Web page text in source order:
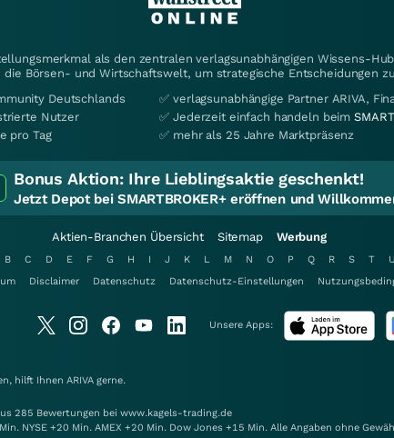
als den zentralen verlagsunabhängigen Wissens-
die Börsen- und Wirtschaftswelt, um strategische Entscheidungen
Deutschlands
Nutzer
pro Tag
✅ verlagsunabhängige Partner ARIVA,
✅ Jederzeit einfach handeln beim
✅ mehr als 25 Jahre Marktpräsenz
Bonus Aktion: Ihre Lieblingsaktie geschenkt!
Jetzt Depot bei SMARTBROKER+ eröffnen und
Aktien-Branchen Übersicht Sitemap Werbung
B C D E F G H I J K L M N O P Q R S T
Disclaimer Datenschutz Datenschutz-Einstellungen
Unsere Apps:
hilft Ihnen ARIVA gerne.
285 Bewertungen bei www.kagels-trading.de
NYSE +20 Min. AMEX +20 Min. Dow Jones +15 Min. Alle Angaben ohne